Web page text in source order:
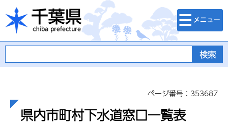
千葉県
検索・メニュ
ー
ページ番号：353687
県内市町村下水道窓口一覧表